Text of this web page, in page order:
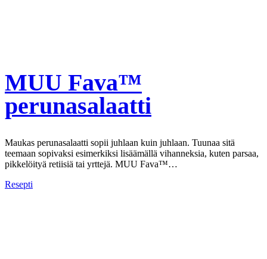
MUU Fava™
perunasalaatti
Maukas perunasalaatti sopii juhlaan kuin juhlaan. Tuunaa sitä
teemaan sopivaksi esimerkiksi lisäämällä vihanneksia, kuten parsaa,
pikkelöityä retiisiä tai yrttejä. MUU Fava™…
Resepti